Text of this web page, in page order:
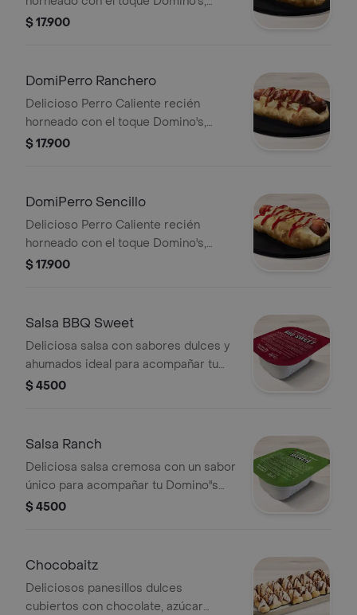
hecho con masa pan pizza y bordes
$ 17.900
DomiPerro Ranchero
Delicioso Perro Caliente recién
horneado con el toque Domino's,
hecho con masa pan pizza y bordes
$ 17.900
DomiPerro Sencillo
Delicioso Perro Caliente recién
horneado con el toque Domino's,
hecho con masa pan pizza y bordes
$ 17.900
Salsa BBQ Sweet
Deliciosa salsa con sabores dulces y
ahumados ideal para acompañar tu
Domino's favorita.
$ 4500
Salsa Ranch
Deliciosa salsa cremosa con un sabor
único para acompañar tu Domino''s
favorita.
$ 4500
Chocobaitz
Deliciosos panesillos dulces
cubiertos con chocolate, azúcar